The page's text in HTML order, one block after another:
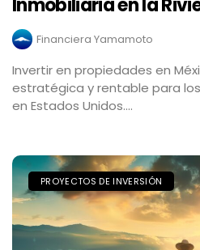
Inmobiliaria en la
Financiera Yamamoto
Invertir en propiedades en
estratégica y rentable para
en Estados Unidos....
PROYECTOS DE INVERSIÓN